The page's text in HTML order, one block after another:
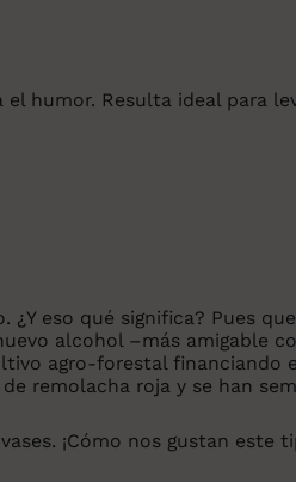
humor. Resulta ideal para
eso qué significa? Pues
alcohol –más amigable
agro-forestal financiando
remolacha roja y se han
¡Cómo nos gustan este